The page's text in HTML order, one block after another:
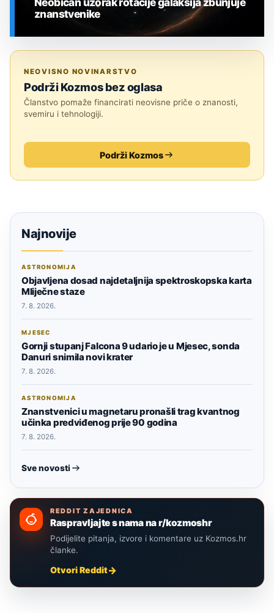
znanstvenike
NEOVISNO NOVINARSTVO
Podrži Kozmos bez oglasa
Članstvo pomaže financirati neovisne priče o znanosti,
svemiru i tehnologiji.
Podrži Kozmos
Najnovije
ASTRONOMIJA
Objavljena dosad najdetaljnija spektroskopska karta
Mliječne staze
7. 8. 2026.
MJESEC
Gornji stupanj Falcona 9 udario je u Mjesec, sonda
Danuri snimila novi krater
7. 8. 2026.
ASTRONOMIJA
Znanstvenici u magnetaru pronašli trag kvantnog
učinka predviđenog prije 90 godina
7. 8. 2026.
Sve novosti
REDDIT ZAJEDNICA
Raspravljajte s nama na r/kozmoshr
Podijelite pitanja, izvore i komentare uz Kozmos.hr
članke.
Otvori Reddit